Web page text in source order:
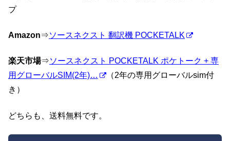
プ
Amazon⇒ソースネクスト 翻訳機 POCKETALK
楽天市場⇒ソースネクスト POCKETALK ポケトーク + 専
用グローバルSIM(2年)…
（2年の専用グローバルsim付
き）
どちらも、送料無料です。